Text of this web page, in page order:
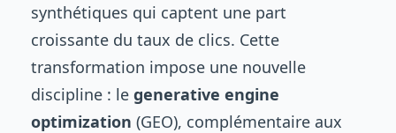
synthétiques qui captent une part
croissante du taux de clics. Cette
transformation impose une nouvelle
discipline : le generative engine
optimization (GEO), complémentaire aux